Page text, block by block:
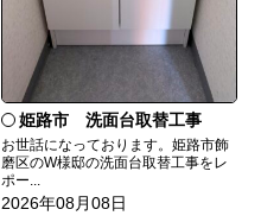
姫路市 洗面台取替工事
お世話になっております。姫路市飾
磨区のW様邸の洗面台取替工事をレ
ポー...
2026年08月08日